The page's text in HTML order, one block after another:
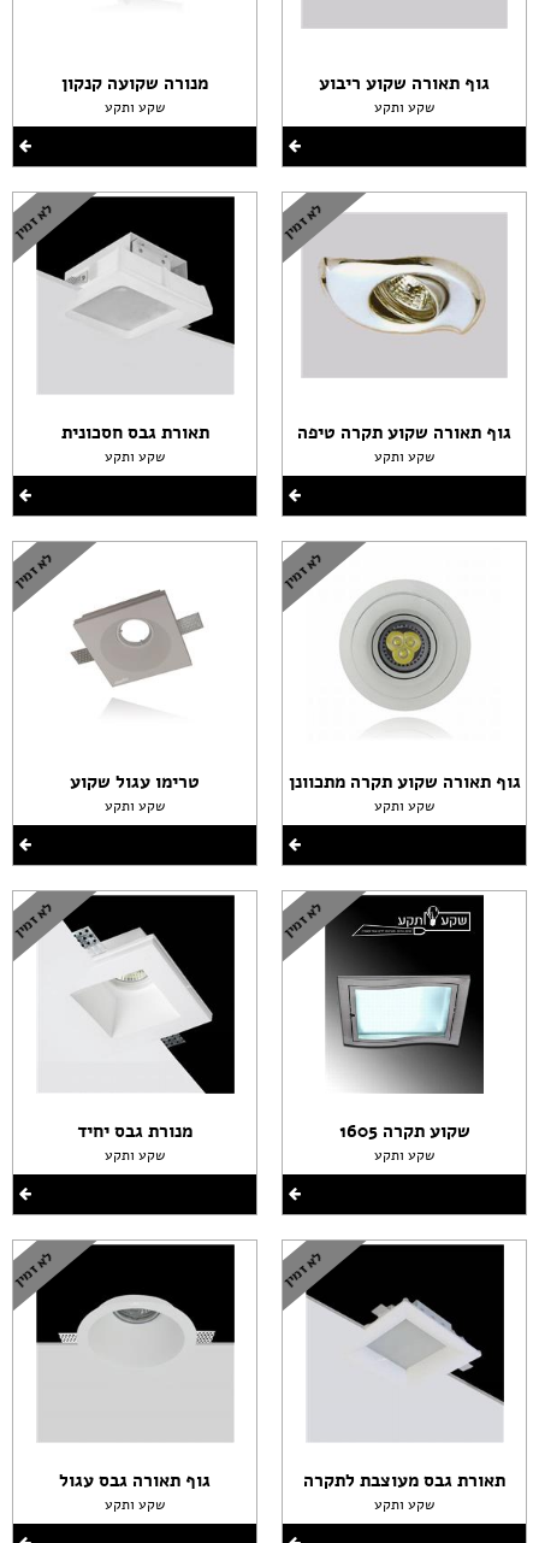
גוף תאורה שקוע ריבוע
שקע ותקע
גוף תאורה שקוע תקרה טיפה
שקע ותקע
גוף תאורה שקוע תקרה מתכוונן
שקע ותקע
שקוע תקרה 1605
שקע ותקע
תאורת גבס מעוצבת לתקרה
שקע ותקע
מנורה שקועה קנקון
שקע ותקע
תאורת גבס חסכונית
שקע ותקע
טרימו עגול שקוע
שקע ותקע
מנורת גבס יחיד
שקע ותקע
גוף תאורה גבס עגול
שקע ותקע